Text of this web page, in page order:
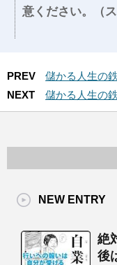
意ください。（ス
PREV
儲かる人生の
NEXT
儲かる人生の
NEW ENTRY
絶
後